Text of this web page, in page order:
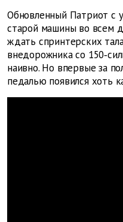
Обновленный Патриот с
старой машины во всем
ждать спринтерских
внедорожника со
наивно. Но впервые за
педалью появился хоть